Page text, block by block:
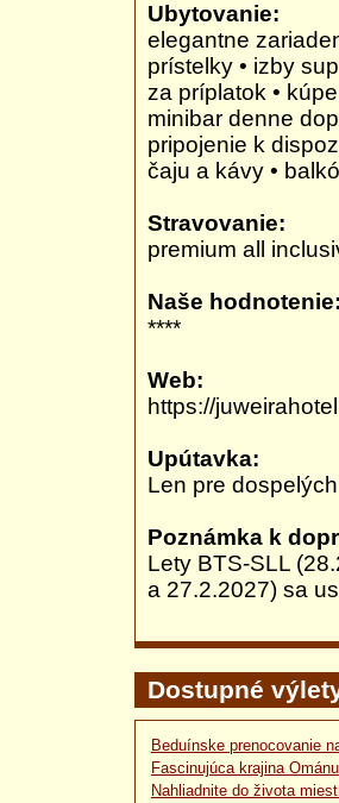
Ubytovanie:
elegantne
prístelky • izby
za príplatok •
minibar denne
pripojenie k
čaju a kávy •
Stravovanie:
premium all
Naše
****
Web:
https://
Upútavka:
Len pre dospelých
Poznámka k
Lety BTS-SLL
a 27.2.2027) sa
Dostupné
Beduínske prenocovanie
Fascinujúca krajina Ománu
Nahliadnite do života